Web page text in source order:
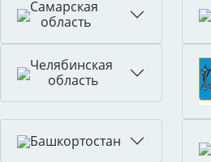
Самарская
область
Челябинская
область
Башкортостан